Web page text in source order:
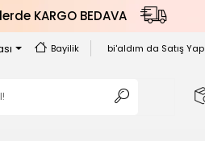
KARGO BEDAVA
Bayilik bi'aldım da Satış Yap